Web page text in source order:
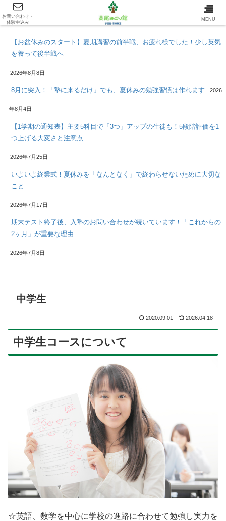
最新情報/INFOMATION
【お盆休みのスタート】夏期講習の前半戦、お疲れ様でした！少し英気
を養って後半戦へ
2026年8月8日
8月に突入！「塾に来るだけ」でも、夏休みの勉強習慣は作れます 2026
年8月4日
【1学期の通知表】主要5科目で「3つ」アップの生徒も！5段階評価を1
つ上げる大変さと注意点
2026年7月25日
いよいよ終業式！夏休みを「なんとなく」で終わらせないために大切な
こと
2026年7月17日
期末テスト終了後、入塾のお問い合わせが続いています！「これからの
2ヶ月」が重要な理由
2026年7月8日
中学生
2020.09.01 2026.04.18
中学生コースについて
☆英語、数学を中心に学校の進路に合わせて勉強し実力を
お問い合わせ・
体験申込み
MENU